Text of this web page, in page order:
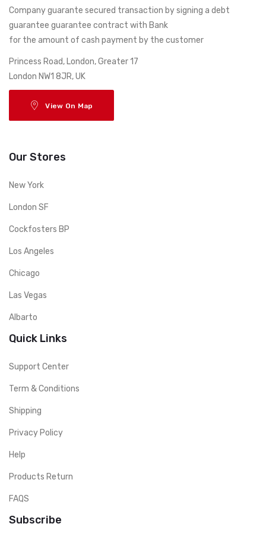
Company guarante secured transaction by signing a debt
guarantee guarantee contract with Bank
for the amount of cash payment by the customer
17 Princess Road, London, Greater
London NW1 8JR, UK
View On Map
Our Stores
New York
London SF
Cockfosters BP
Los Angeles
Chicago
Las Vegas
Albarto
Quick Links
Support Center
Term & Conditions
Shipping
Privacy Policy
Help
Products Return
FAQS
Subscribe